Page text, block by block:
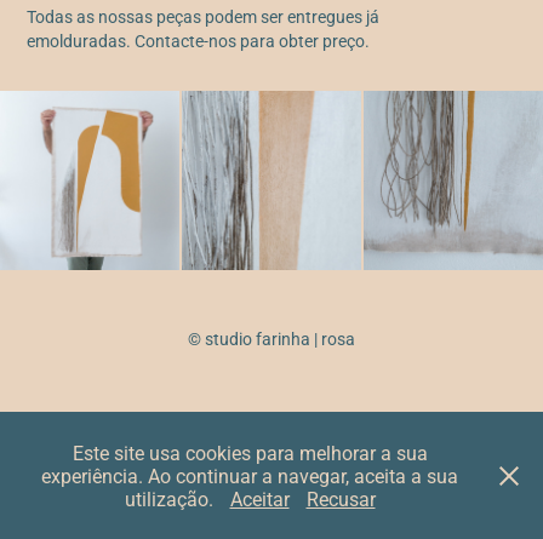
Todas as nossas peças podem ser entregues já
emolduradas. Contacte-nos para obter preço.
© studio farinha | rosa
Este site usa cookies para melhorar a sua
experiência. Ao continuar a navegar, aceita a sua
utilização.
Aceitar Recusar